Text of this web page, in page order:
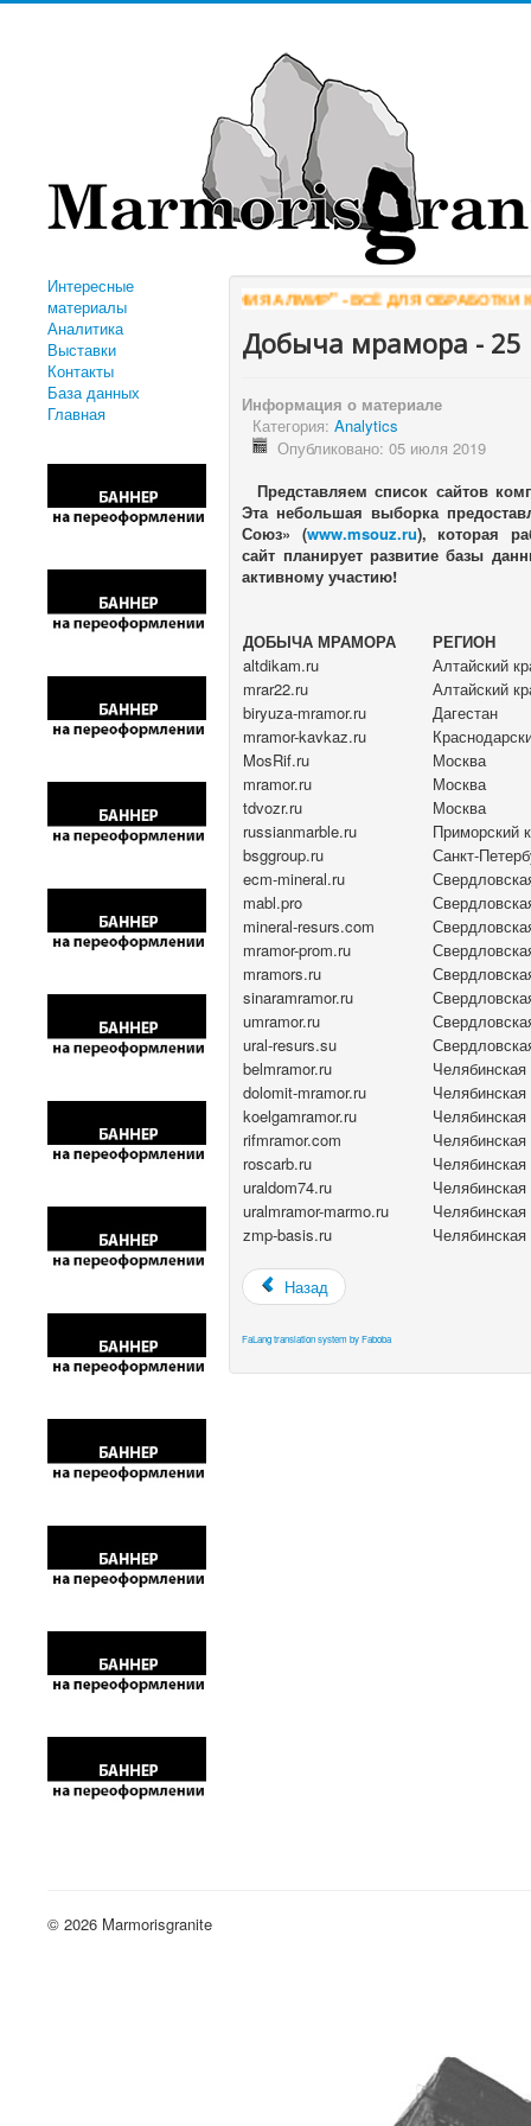
Интересные
материалы
Аналитика
Выставки
Контакты
База данных
Главная
"КОМПАНИЯ АЛМИР" - ВСЁ ДЛЯ ОБРАБОТКИ
Добыча мрамора -
Информация о материале
Категория:Analytics
Опубликовано: 05 июля 2019
Представляем список сайтов
Эта небольшая выборка
Союз» (www.msouz.ru), которая
сайт планирует развитие базы
активному участию!
ДОБЫЧА МРАМОРА
РЕГИОН
altdikam.ru
Алтайский
mrar22.ru
Алтайский
biryuza-mramor.ru
Дагестан
mramor-kavkaz.ru
MosRif.ru
Москва
mramor.ru
Москва
tdvozr.ru
Москва
russianmarble.ru
Приморский
bsggroup.ru
Санкт-
ecm-mineral.ru
mabl.pro
mineral-resurs.com
mramor-prom.ru
mramors.ru
sinaramramor.ru
umramor.ru
ural-resurs.su
belmramor.ru
Челябинская
dolomit-mramor.ru
Челябинская
koelgamramor.ru
Челябинская
rifmramor.com
Челябинская
roscarb.ru
Челябинская
uraldom74.ru
Челябинская
uralmramor-marmo.ru
Челябинская
zmp-basis.ru
Челябинская
Назад
FaLang translation system by Faboba
© 2026 Marmorisgranite